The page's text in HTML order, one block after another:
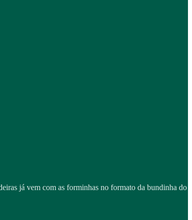
já vem com as forminhas no formato da bundinha do